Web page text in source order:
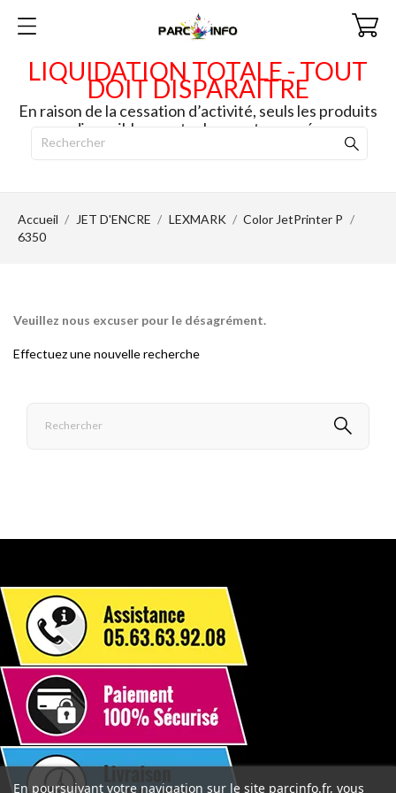
LIQUIDATION TOTALE - TOUT
DOIT DISPARAITRE
En raison de la cessation d’activité, seuls les produits
disponibles en stock seront envoyés.
Accueil JET D'ENCRE LEXMARK
Color JetPrinter P
6350
Veuillez nous excuser pour le désagrément.
Effectuez une nouvelle recherche
En poursuivant votre navigation sur le site parcinfo.fr, vous